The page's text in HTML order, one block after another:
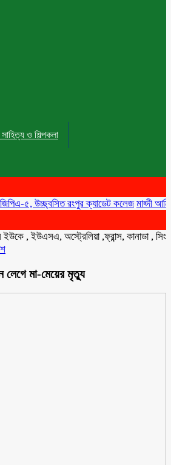
ও শিল্পকলা
উচ্ছ্বসিত রংপুর ক্যাডেট কলেজ মাহ্দী আমিনের
, ইউএসএ, অস্ট্রেলিয়া ,ফ্রান্স, কানাডা , সিংগাপুর
লেগে মা-মেয়ের মৃত্যু